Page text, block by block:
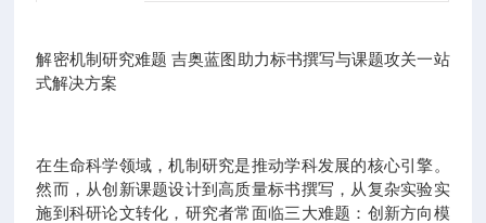
解密机制研究难题 吉奥蓝图助力标书撰写与课题攻关一站
式解决方案
在生命科学领域，机制研究是推动学科发展的核心引擎。
然而，从创新课题设计到高质量标书撰写，从复杂实验实
施到科研论文转化，研究者常面临三大难题：创新方向模